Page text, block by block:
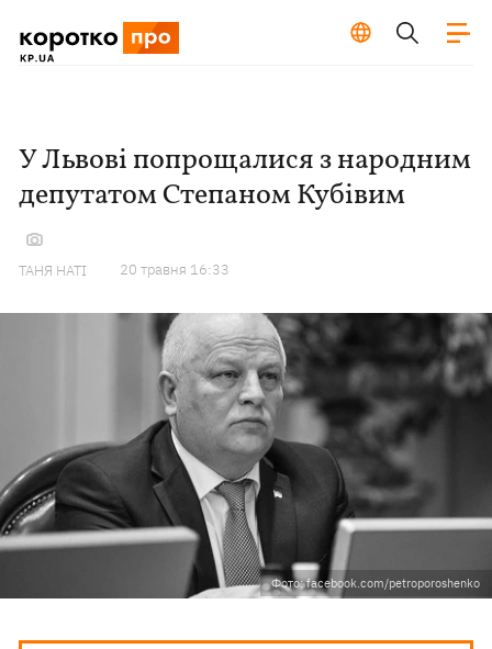
У Львові попрощалися з народним
депутатом Степаном Кубівим
ТАНЯ НАТІ 20 травня 16:33
Фото: facebook.com/petroporoshenko